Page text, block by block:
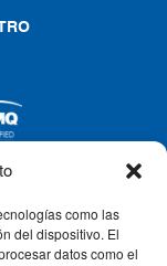
como las
del dispositivo. El
datos como el